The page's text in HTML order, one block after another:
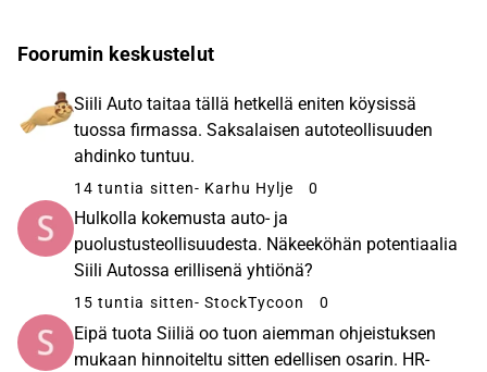
Foorumin keskustelut
Siili Auto taitaa tällä hetkellä eniten köysissä
tuossa firmassa. Saksalaisen autoteollisuuden
ahdinko tuntuu.
14 tuntia sitten- Karhu Hylje 0
Hulkolla kokemusta auto- ja
puolustusteollisuudesta. Näkeeköhän potentiaalia
Siili Autossa erillisenä yhtiönä?
15 tuntia sitten- StockTycoon 0
Eipä tuota Siiliä oo tuon aiemman ohjeistuksen
mukaan hinnoiteltu sitten edellisen osarin. HR-